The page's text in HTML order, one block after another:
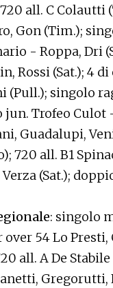
all. C Colautti
Gon (Tim.);
- Roppa, Dri
Rossi (Sat.); 4
(Pull.); singolo
jun. Trofeo Culot
Guadalupi,
720 all. B1
(Sat.);
: singolo
over 54 Lo
all. A De
Gregorutti,